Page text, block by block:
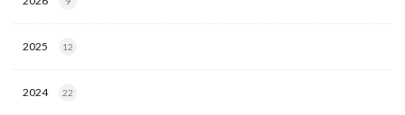
2025 12
2024 22